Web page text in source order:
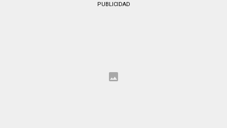
PUBLICIDAD